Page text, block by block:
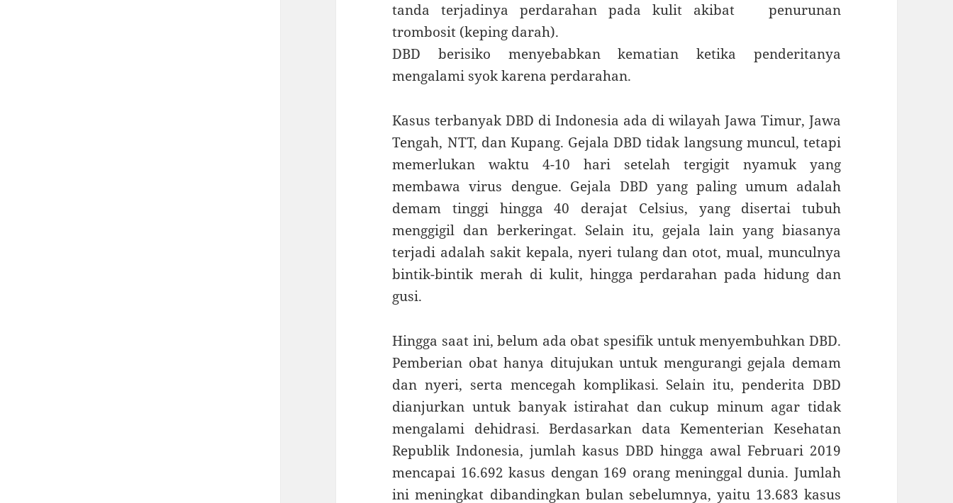
tanda terjadinya perdarahan pada kulit akibat penurunan
trombosit (keping darah).
DBD berisiko menyebabkan kematian ketika penderitanya
mengalami syok karena perdarahan.
Kasus terbanyak DBD di Indonesia ada di wilayah Jawa Timur, Jawa
Tengah, NTT, dan Kupang. Gejala DBD tidak langsung muncul, tetapi
memerlukan waktu 4-10 hari setelah tergigit nyamuk yang
membawa virus dengue. Gejala DBD yang paling umum adalah
demam tinggi hingga 40 derajat Celsius, yang disertai tubuh
menggigil dan berkeringat. Selain itu, gejala lain yang biasanya
terjadi adalah sakit kepala, nyeri tulang dan otot, mual, munculnya
bintik-bintik merah di kulit, hingga perdarahan pada hidung dan
gusi.
Hingga saat ini, belum ada obat spesifik untuk menyembuhkan DBD.
Pemberian obat hanya ditujukan untuk mengurangi gejala demam
dan nyeri, serta mencegah komplikasi. Selain itu, penderita DBD
dianjurkan untuk banyak istirahat dan cukup minum agar tidak
mengalami dehidrasi. Berdasarkan data Kementerian Kesehatan
Republik Indonesia, jumlah kasus DBD hingga awal Februari 2019
mencapai 16.692 kasus dengan 169 orang meninggal dunia. Jumlah
ini meningkat dibandingkan bulan sebelumnya, yaitu 13.683 kasus